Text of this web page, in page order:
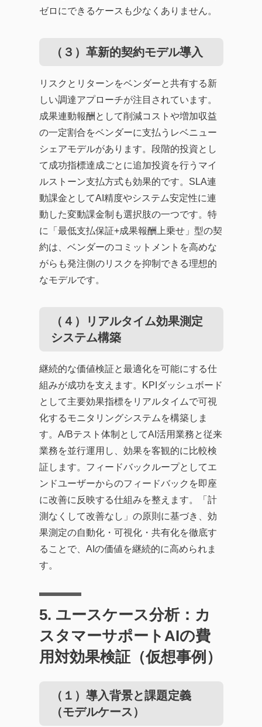
ゼロにできるケースも少なくありません。
（３）革新的契約モデル導入
リスクとリターンをベンダーと共有する新
しい調達アプローチが注目されています。
成果連動報酬として削減コストや増加収益
の一定割合をベンダーに支払うレベニュー
シェアモデルがあります。段階的投資とし
て成功指標達成ごとに追加投資を行うマイ
ルストーン支払方式も効果的です。SLA連
動課金としてAI精度やシステム安定性に連
動した変動課金制も選択肢の一つです。特
に「最低支払保証+成果報酬上乗せ」型の契
約は、ベンダーのコミットメントを高めな
がらも発注側のリスクを抑制できる理想的
なモデルです。
（４）リアルタイム効果測定
システム構築
継続的な価値検証と最適化を可能にする仕
組みが成功を支えます。KPIダッシュボード
として主要効果指標をリアルタイムで可視
化するモニタリングシステムを構築しま
す。A/Bテスト体制としてAI活用業務と従来
業務を並行運用し、効果を客観的に比較検
証します。フィードバックループとしてエ
ンドユーザーからのフィードバックを即座
に改善に反映する仕組みを整えます。「計
測なくして改善なし」の原則に基づき、効
果測定の自動化・可視化・共有化を徹底す
ることで、AIの価値を継続的に高められま
す。
5. ユースケース分析：カ
スタマーサポートAIの費
用対効果検証（仮想事例）
（１）導入背景と課題定義
（モデルケース）